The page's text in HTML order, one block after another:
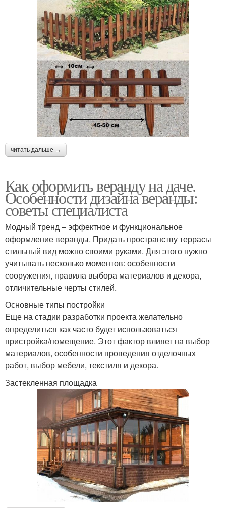
читать дальше →
Как оформить веранду на даче.
Особенности дизайна веранды:
советы специалиста
Модный тренд – эффектное и функциональное
оформление веранды. Придать пространству террасы
стильный вид можно своими руками. Для этого нужно
учитывать несколько моментов: особенности
сооружения, правила выбора материалов и декора,
отличительные черты стилей.
Основные типы постройки
Еще на стадии разработки проекта желательно
определиться как часто будет использоваться
пристройка/помещение. Этот фактор влияет на выбор
материалов, особенности проведения отделочных
работ, выбор мебели, текстиля и декора.
Застекленная площадка